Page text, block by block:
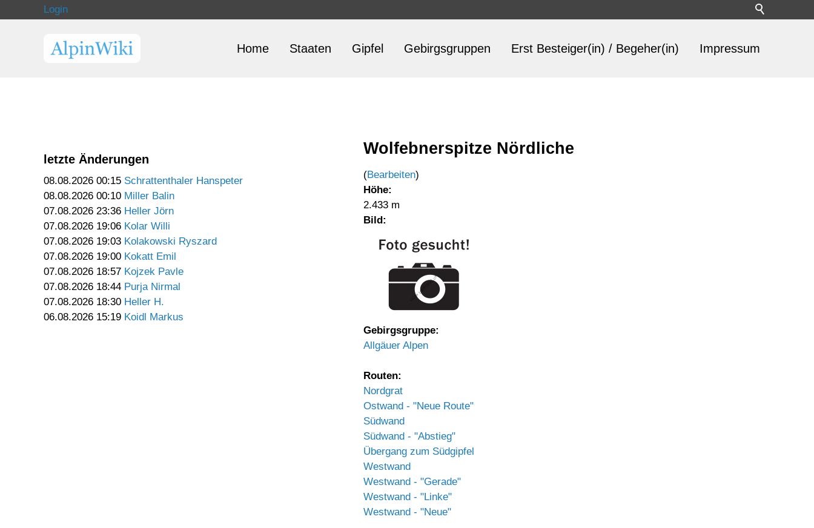
Login
Home Staaten Gipfel Gebirgsgruppen Erst Besteiger(in) / Begeher(in) Impressum
letzte Änderungen
08.08.2026 00:15 Schrattenthaler Hanspeter
08.08.2026 00:10 Miller Balin
07.08.2026 23:36 Heller Jörn
07.08.2026 19:06 Kolar Willi
07.08.2026 19:03 Kolakowski Ryszard
07.08.2026 19:00 Kokatt Emil
07.08.2026 18:57 Kojzek Pavle
07.08.2026 18:44 Purja Nirmal
07.08.2026 18:30 Heller H.
06.08.2026 15:19 Koidl Markus
Wolfebnerspitze Nördliche
(Bearbeiten)
Höhe:
2.433 m
Bild:
Gebirgsgruppe:
Allgäuer Alpen
Routen:
Nordgrat
Ostwand - "Neue Route"
Südwand
Südwand - "Abstieg"
Übergang zum Südgipfel
Westwand
Westwand - "Gerade"
Westwand - "Linke"
Westwand - "Neue"